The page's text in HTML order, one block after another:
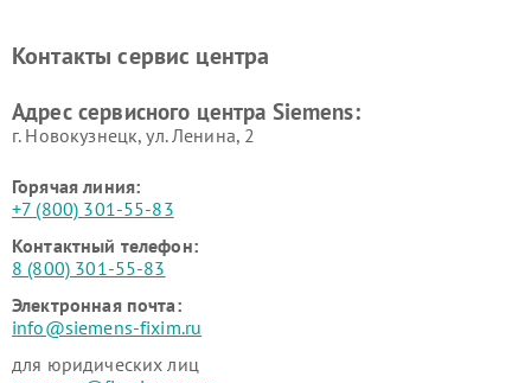
Siemens
Siemens
Siemens
Siemens
Контакты сервис центра
Адрес сервисного центра Siemens:
г. Новокузнецк, ул. Ленина, 2
Горячая линия:
+7 (800) 301-55-83
Контактный телефон:
8 (800) 301-55-83
Электронная почта:
info@siemens-fixim.ru
для юридических лиц